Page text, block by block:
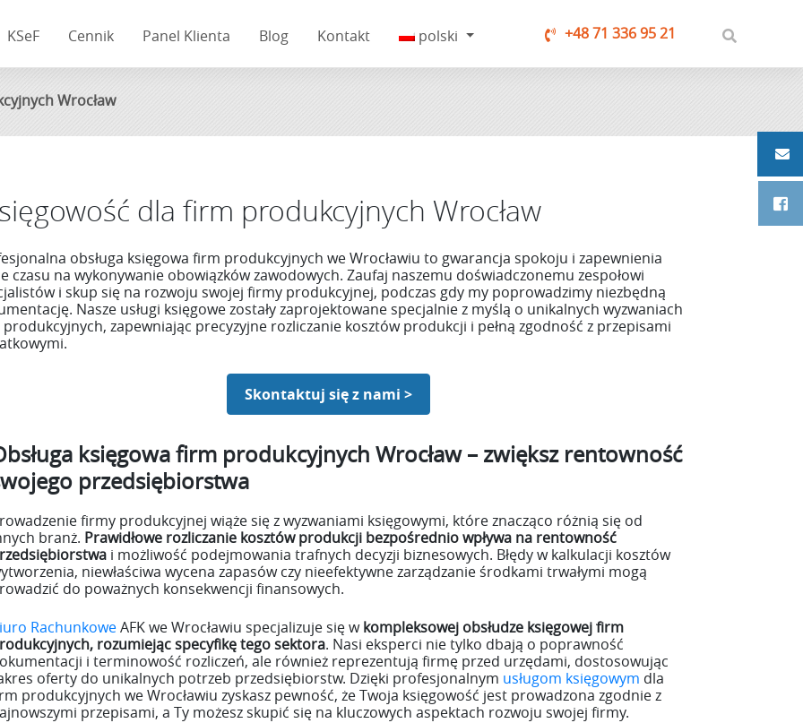
KSeF Cennik Panel Klienta Blog Kontakt polski +48 71 336 95 21
Wrocław
dla firm produkcyjnych Wrocław
obsługa księgowa firm produkcyjnych we Wrocławiu to gwarancja spokoju i zapewnienia
czasu na wykonywanie obowiązków zawodowych. Zaufaj naszemu doświadczonemu zespołowi
i skup się na rozwoju swojej firmy produkcyjnej, podczas gdy my poprowadzimy niezbędną
Nasze usługi księgowe zostały zaprojektowane specjalnie z myślą o unikalnych wyzwaniach
zapewniając precyzyjne rozliczanie kosztów produkcji i pełną zgodność z przepisami
Skontaktuj się z nami >
księgowa firm produkcyjnych Wrocław – zwiększ rentowność
przedsiębiorstwa
firmy produkcyjnej wiąże się z wyzwaniami księgowymi, które znacząco różnią się od
branż. Prawidłowe rozliczanie kosztów produkcji bezpośrednio wpływa na rentowność
i możliwość podejmowania trafnych decyzji biznesowych. Błędy w kalkulacji kosztów
niewłaściwa wycena zapasów czy nieefektywne zarządzanie środkami trwałymi mogą
do poważnych konsekwencji finansowych.
RachunkoweAFK we Wrocławiu specjalizuje się wkompleksowej obsłudze księgowej firm
rozumiejąc specyfikę tego sektora. Nasi eksperci nie tylko dbają o poprawność
i terminowość rozliczeń, ale również reprezentują firmę przed urzędami, dostosowując
oferty do unikalnych potrzeb przedsiębiorstw. Dzięki profesjonalnym usługom księgowym dla
produkcyjnych we Wrocławiu zyskasz pewność, że Twoja księgowość jest prowadzona zgodnie z
przepisami, a Ty możesz skupić się na kluczowych aspektach rozwoju swojej firmy.